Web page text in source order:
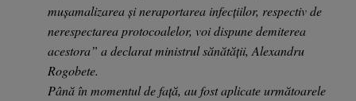
mușamalizarea și neraportarea infecțiilor, respectiv de
nerespectarea protocoalelor, voi dispune demiterea
acestora” a declarat ministrul sănătății, Alexandru
Rogobete.
Până în momentul de față, au fost aplicate următoarele